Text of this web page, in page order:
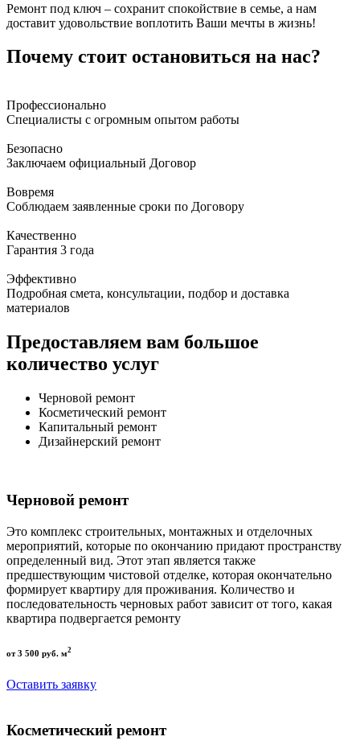
Ремонт под ключ – сохранит спокойствие в семье, а нам
доставит удовольствие воплотить Ваши мечты в жизнь!
Почему стоит остановиться на нас?
Профессионально
Специалисты с огромным опытом работы
Безопасно
Заключаем официальный Договор
Вовремя
Соблюдаем заявленные сроки по Договору
Качественно
Гарантия 3 года
Эффективно
Подробная смета, консультации, подбор и доставка
материалов
Предоставляем вам большое
количество услуг
Черновой ремонт
Косметический ремонт
Капитальный ремонт
Дизайнерский ремонт
Черновой ремонт
Это комплекс строительных, монтажных и отделочных
мероприятий, которые по окончанию придают пространству
определенный вид. Этот этап является также
предшествующим чистовой отделке, которая окончательно
формирует квартиру для проживания. Количество и
последовательность черновых работ зависит от того, какая
квартира подвергается ремонту
от 3 500 руб. м2
Оставить заявку
Косметический ремонт